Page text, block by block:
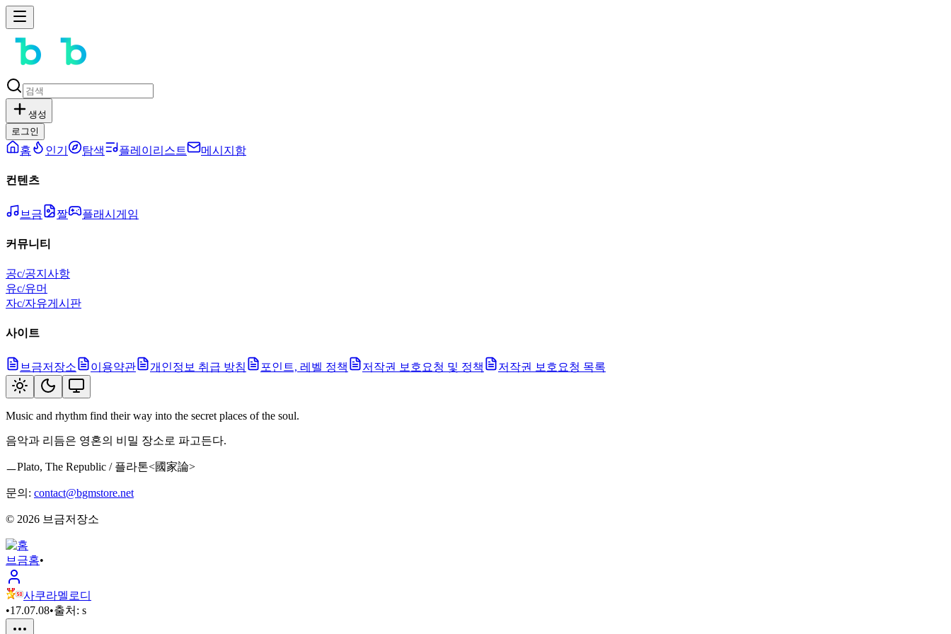
생성
로그인
홈 인기 탐색 플레이리스트 메시지함
컨텐츠
브금 짤 플래시게임
커뮤니티
공c/공지사항
유c/유머
자c/자유게시판
사이트
브금저장소 이용약관 개인정보 취급 방침 포인트, 레벨 정책 저작권 보호요청 및 정책 저작권 보호요청 목록
Music and rhythm find their way into the secret places of the soul.
음악과 리듬은 영혼의 비밀 장소로 파고든다.
ㅡPlato, The Republic / 플라톤<國家論>
문의: contact@bgmstore.net
© 2026 브금저장소
브금홈•
사쿠라멜로디
•17.07.08•출처: s